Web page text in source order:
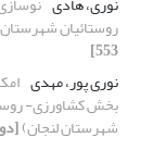
روستائیان
553]
نوری پور، مهدی
بخش کشاورزی-
شهرستان لنجان)[دوره 14، شماره